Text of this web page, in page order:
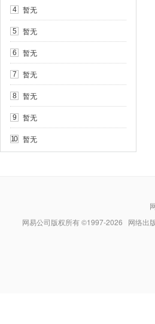
4 暂无
5 暂无
6 暂无
7 暂无
8 暂无
9 暂无
10 暂无
网易公司版权所有 ©1997-2026 网络出